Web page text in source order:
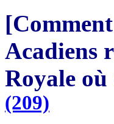
Acadiens
Royale où
(209)